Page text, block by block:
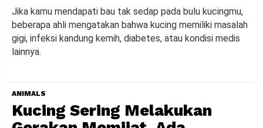
Jika kamu mendapati bau tak sedap pada bulu kucingmu,
beberapa ahli mengatakan bahwa kucing memiliki masalah
gigi, infeksi kandung kemih, diabetes, atau kondisi medis
lainnya.
ANIMALS
Kucing Sering Melakukan